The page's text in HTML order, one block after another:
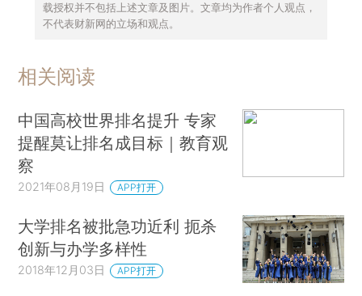
载授权并不包括上述文章及图片。文章均为作者个人观点，
不代表财新网的立场和观点。
相关阅读
中国高校世界排名提升 专家
提醒莫让排名成目标｜教育观
察
2021年08月19日 APP打开
大学排名被批急功近利 扼杀
创新与办学多样性
2018年12月03日 APP打开